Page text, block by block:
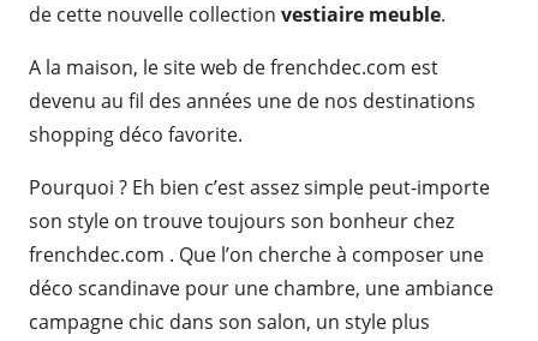
de cette nouvelle collection vestiaire meuble.
A la maison, le site web de frenchdec.com est
devenu au fil des années une de nos destinations
shopping déco favorite.
Pourquoi ? Eh bien c’est assez simple peut-importe
son style on trouve toujours son bonheur chez
frenchdec.com . Que l’on cherche à composer une
déco scandinave pour une chambre, une ambiance
campagne chic dans son salon, un style plus